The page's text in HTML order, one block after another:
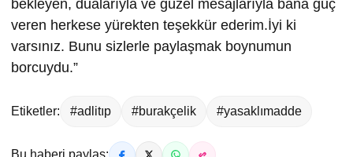
bekleyen, dualarıyla ve güzel mesajlarıyla bana güç
veren herkese yürekten teşekkür ederim.İyi ki
varsınız. Bunu sizlerle paylaşmak boynumun
borcuydu.”
Etiketler: #adlitıp #burakçelik #yasaklımadde
Bu haberi paylaş: